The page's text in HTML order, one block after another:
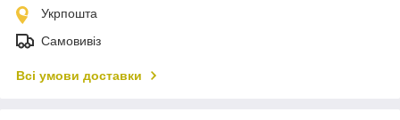
Укрпошта
Самовивіз
Всі умови доставки